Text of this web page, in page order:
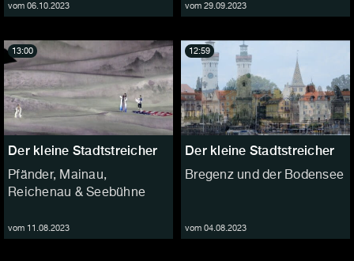
vom 06.10.2023 vom 29.09.2023
Der kleine Stadtstreicher
Pfänder, Mainau,
Reichenau & Seebühne
vom 11.08.2023
13:00
Der kleine Stadtstreicher
Bregenz und der Bodensee
vom 04.08.2023
12:59